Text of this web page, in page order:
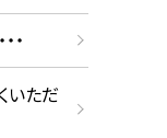
・
いただ